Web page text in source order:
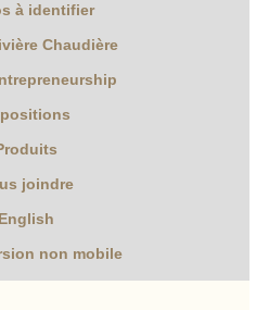
à identifier
Chaudière
joindre
English
non mobile